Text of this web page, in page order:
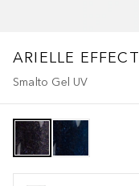
ARIELLE EFFECT
Smalto Gel UV